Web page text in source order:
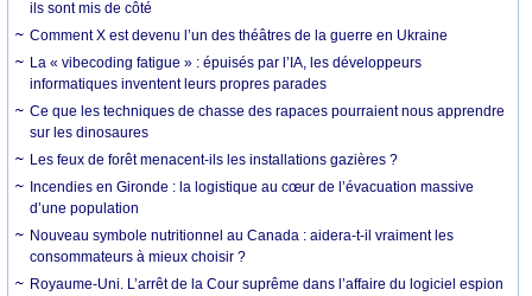
ils sont mis de côté
Comment X est devenu l’un des théâtres de la guerre en Ukraine
La « vibecoding fatigue » : épuisés par l’IA, les développeurs
informatiques inventent leurs propres parades
Ce que les techniques de chasse des rapaces pourraient nous apprendre
sur les dinosaures
Les feux de forêt menacent-ils les installations gazières ?
Incendies en Gironde : la logistique au cœur de l’évacuation massive
d’une population
Nouveau symbole nutritionnel au Canada : aidera-t-il vraiment les
consommateurs à mieux choisir ?
Royaume-Uni. L’arrêt de la Cour suprême dans l’affaire du logiciel espion